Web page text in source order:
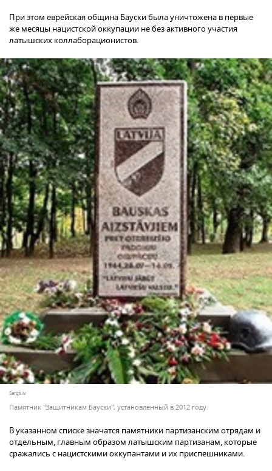
При этом еврейская община Бауски была уничтожена в первые
же месяцы нацистской оккупации не без активного участия
латышских коллаборационистов.
Sargs.lv
Памятник "Защитникам Бауски", установленный в 2012 году.
В указанном списке значатся памятники партизанским отрядам и
отдельным, главным образом латышским партизанам, которые
сражались с нацистскими оккупантами и их приспешниками.